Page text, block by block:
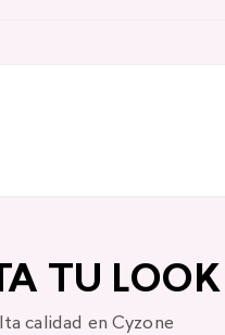
TU LOOK
calidad en Cyzone